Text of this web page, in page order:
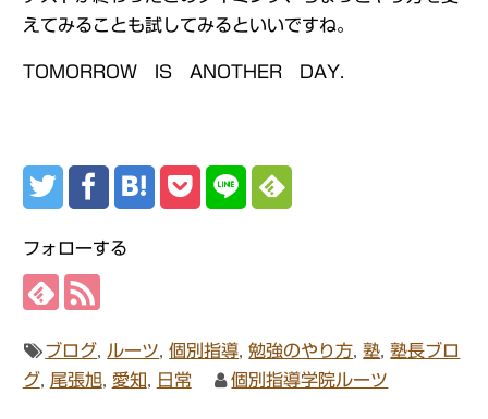
えてみることも試してみるといいですね。
TOMORROW IS ANOTHER DAY.
フォローする
ブログ ルーツ ,個別指導 ,勉強のやり方 ,塾 ,塾長ブロ
グ, 尾張旭, 愛知 日常 個別指導学院ルーツ